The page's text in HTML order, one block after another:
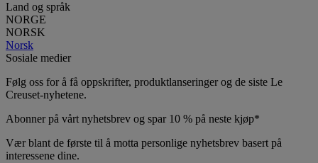
Land og språk
NORGE
NORSK
Norsk
Sosiale medier
Følg oss for å få oppskrifter, produktlanseringer og de siste Le
Creuset-nyhetene.
Abonner på vårt nyhetsbrev og spar 10 % på neste kjøp*
Vær blant de første til å motta personlige nyhetsbrev basert på
interessene dine.